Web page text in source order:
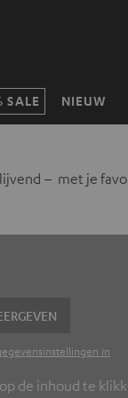
SALE NIEUW
– met je
in
de inhoud te